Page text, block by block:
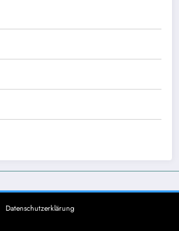
Datenschutzerklärung